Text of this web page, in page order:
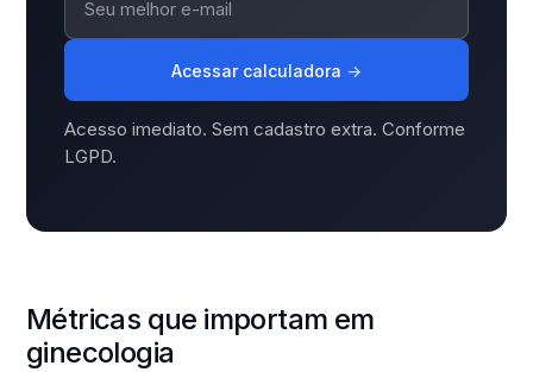
Acessar calculadora →
Acesso imediato. Sem cadastro extra. Conforme
LGPD.
Métricas que importam em
ginecologia